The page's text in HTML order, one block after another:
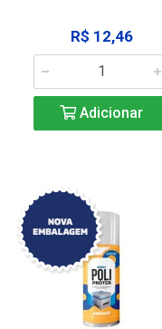
R$ 12,46
Adicionar